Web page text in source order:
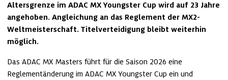
Altersgrenze im ADAC MX Youngster Cup wird auf 23 Jahre
angehoben. Angleichung an das Reglement der MX2-
Weltmeisterschaft. Titelverteidigung bleibt weiterhin
möglich.
Das ADAC MX Masters führt für die Saison 2026 eine
Reglementänderung im ADAC MX Youngster Cup ein und